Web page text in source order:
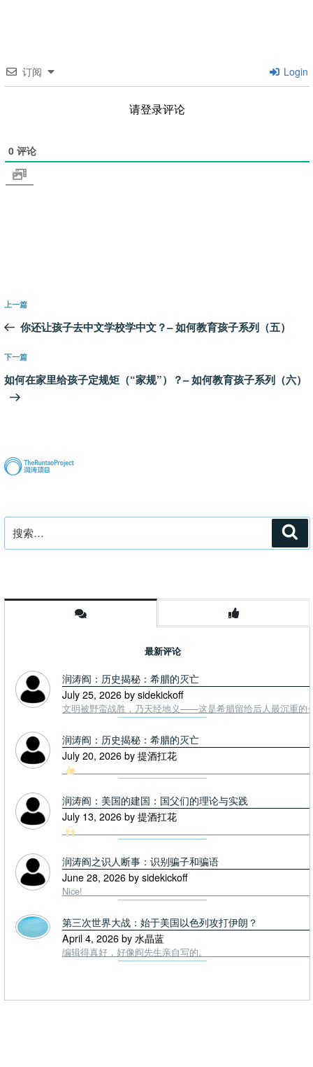
订阅 Login
请登录评论
0 评论
文
导
航
上
一
文
章
上一篇
你还让孩子去中文学校学中文？– 如何教育孩子系列（五）
下
一
下一篇
如何在家里给孩子定规矩（“家规”）？– 如何教育孩子系列（六）
索：
最新评论
润涛阎：历史揭秘：希腊的灭亡
July 25, 2026 by sidekickoff
文明被野蛮战胜，乃天经地义——这是希腊留给后人最沉重的
润涛阎：历史揭秘：希腊的灭亡
July 20, 2026 by 提酒扛花
润涛阎：美国的建国：国父们的理论与实践
July 13, 2026 by 提酒扛花
润涛阎之识人断事：识别骗子和骗语
June 28, 2026 by sidekickoff
Nice!
第三次世界大战：始于美国以色列攻打伊朗？
April 4, 2026 by 水晶蓝
编辑得真好，好像阎先生亲自写的。